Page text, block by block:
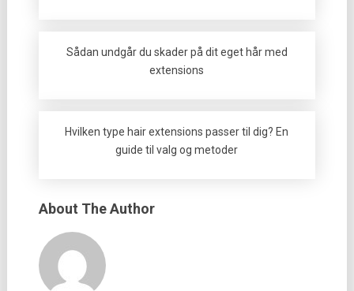
Sådan undgår du skader på dit eget hår med
extensions
Hvilken type hair extensions passer til dig? En
guide til valg og metoder
About The Author